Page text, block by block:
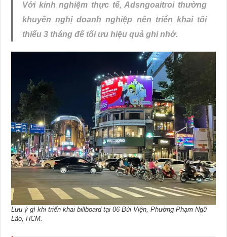
Với kinh nghiệm thực tế, Adsngoaitroi thường
khuyến nghị doanh nghiệp nên triển khai tối
thiểu 3 tháng để tối ưu hiệu quả ghi nhớ.
Lưu ý gì khi triển khai billboard tại 06 Bùi Viện, Phường Phạm Ngũ
Lão, HCM.